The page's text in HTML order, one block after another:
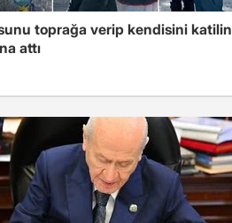
toprağa verip kendisini katilin
attı